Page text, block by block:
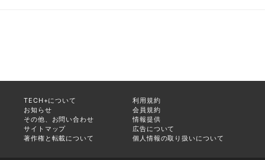
TECH+について
利用規約
お知らせ
会員規約
その他、お問い合わせ
情報提供
サイトマップ
広告について
著作権と転載について
個人情報の取り扱いについて